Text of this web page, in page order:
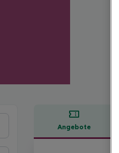
Angebote